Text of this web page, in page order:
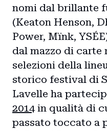
nomi dal brillante
(Keaton Henson,
Power, Mïnk,
dal mazzo di carte
selezioni della
storico festival di
Lavelle ha
2014in qualità di
passato toccato a